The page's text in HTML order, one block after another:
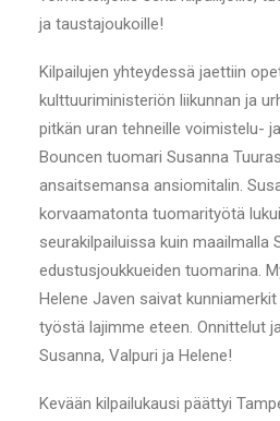
ja taustajoukoille!
Kilpailujen yhteydessä jaettiin
kulttuuriministeriön liikunnan ja
pitkän uran tehneille voimistelu-
Bouncen tuomari Susanna
ansaitsemansa ansiomitalin.
korvaamatonta tuomarityötä
seurakilpailuissa kuin maailmalla
edustusjoukkueiden tuomarina.
Helene Javen saivat
työstä lajimme eteen. Onnittelut
Susanna, Valpuri ja Helene!
Kevään kilpailukausi päättyi